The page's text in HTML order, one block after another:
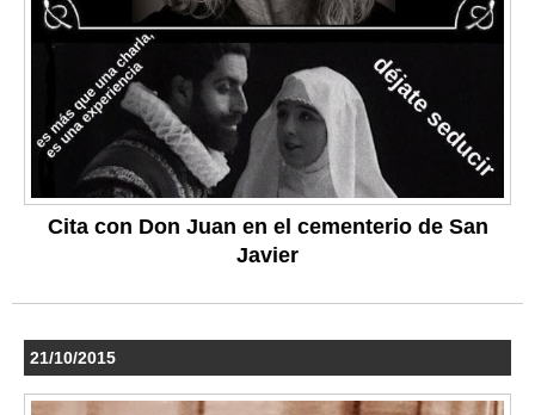
Cita con Don Juan en el cementerio de San
Javier
21/10/2015